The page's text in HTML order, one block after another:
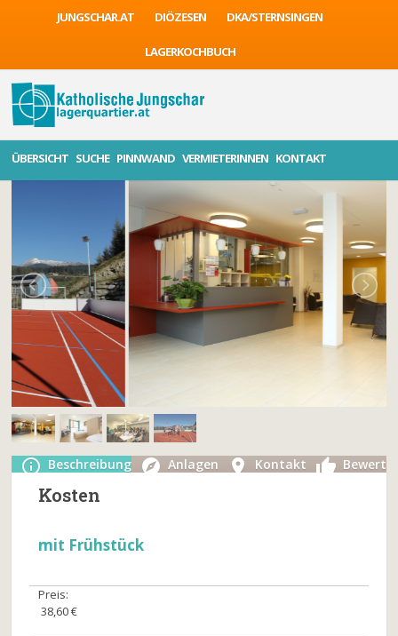
JUNGSCHAR.AT DIÖZESEN DKA/STERNSINGEN
LAGERKOCHBUCH
ÜBERSICHT SUCHE PINNWAND VERMIETERINNEN KONTAKT
Beschreibung Anlagen Kontakt
Kosten
mit Frühstück
Preis:
38,60 €